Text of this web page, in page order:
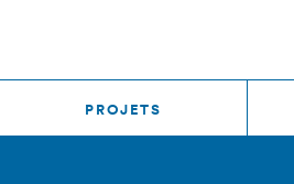
PROJETS